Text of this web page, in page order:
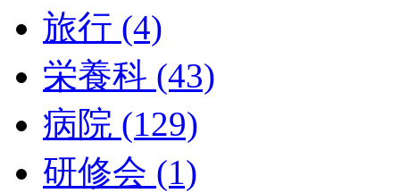
旅行 (4)
栄養科 (43)
病院 (129)
研修会 (1)